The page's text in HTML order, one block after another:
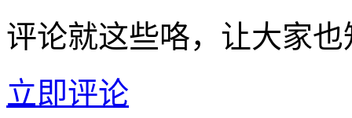
评论就这些咯，让大家
立即评论